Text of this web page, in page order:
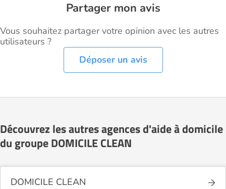
Partager mon avis
Vous souhaitez partager votre opinion avec les autres
utilisateurs ?
Déposer un avis
Découvrez les autres agences d'aide à domicile
du groupe DOMICILE CLEAN
DOMICILE CLEAN